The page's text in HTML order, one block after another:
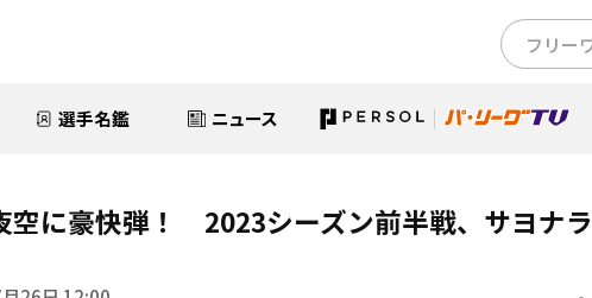
選手名鑑 ニュース
空に豪快弾！ 2023シーズン前半戦、サヨナラ